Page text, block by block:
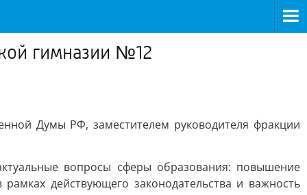
гимназии №12
Думы РФ, заместителем руководителя фракции
вопросы сферы образования: повышение
действующего законодательства и важность